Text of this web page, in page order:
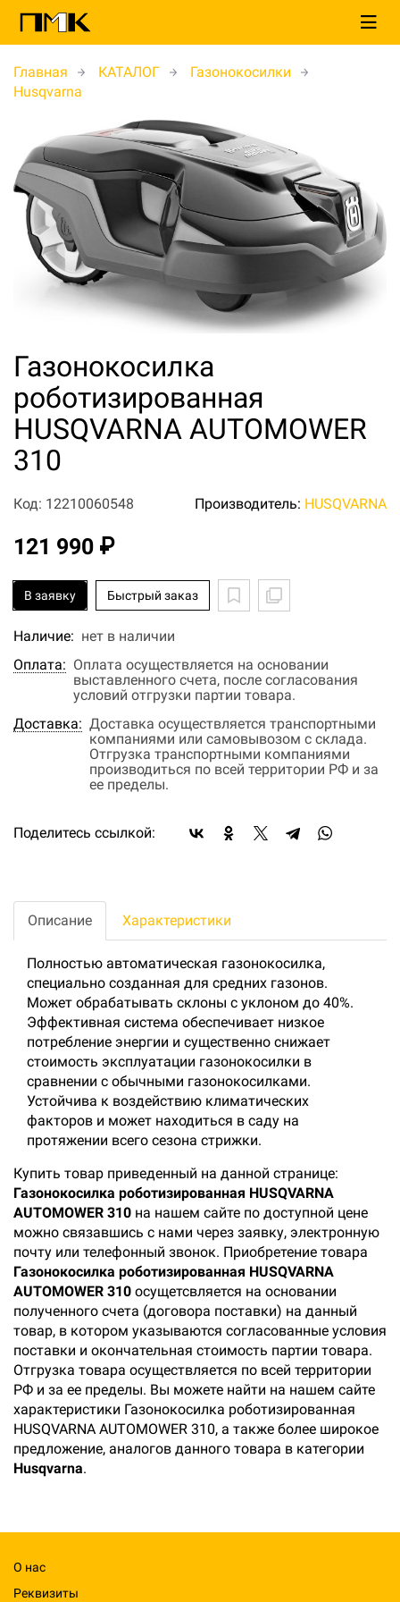
Главная КАТАЛОГ
Газонокосилки
Husqvarna
Газонокосилка
роботизированная
HUSQVARNA AUTOMOWER
310
Код: 12210060548 Производитель: HUSQVARNA
121 990 ₽
В заявку Быстрый заказ
Наличие: нет в наличии
Оплата: Оплата осуществляется на основании
выставленного счета, после согласования
условий отгрузки партии товара.
Доставка: Доставка осуществляется транспортными
компаниями или самовывозом с склада.
Отгрузка транспортными компаниями
производиться по всей территории РФ и за
ее пределы.
Поделитесь ссылкой:
Описание Характеристики
Полностью автоматическая газонокосилка,
специально созданная для средних газонов.
Может обрабатывать склоны с уклоном до 40%.
Эффективная система обеспечивает низкое
потребление энергии и существенно снижает
стоимость эксплуатации газонокосилки в
сравнении с обычными газонокосилками.
Устойчива к воздействию климатических
факторов и может находиться в саду на
протяжении всего сезона стрижки.
Купить товар приведенный на данной странице:
Газонокосилка роботизированная HUSQVARNA
AUTOMOWER 310 на нашем сайте по доступной цене
можно связавшись с нами через заявку, электронную
почту или телефонный звонок. Приобретение товара
Газонокосилка роботизированная HUSQVARNA
AUTOMOWER 310 осущетсвляется на основании
полученного счета (договора поставки) на данный
товар, в котором указываются согласованные условия
поставки и окончательная стоимость партии товара.
Отгрузка товара осуществляется по всей территории
РФ и за ее пределы. Вы можете найти на нашем сайте
характеристики Газонокосилка роботизированная
HUSQVARNA AUTOMOWER 310, а также более широкое
предложение, аналогов данного товара в категории
Husqvarna.
О нас
Реквизиты